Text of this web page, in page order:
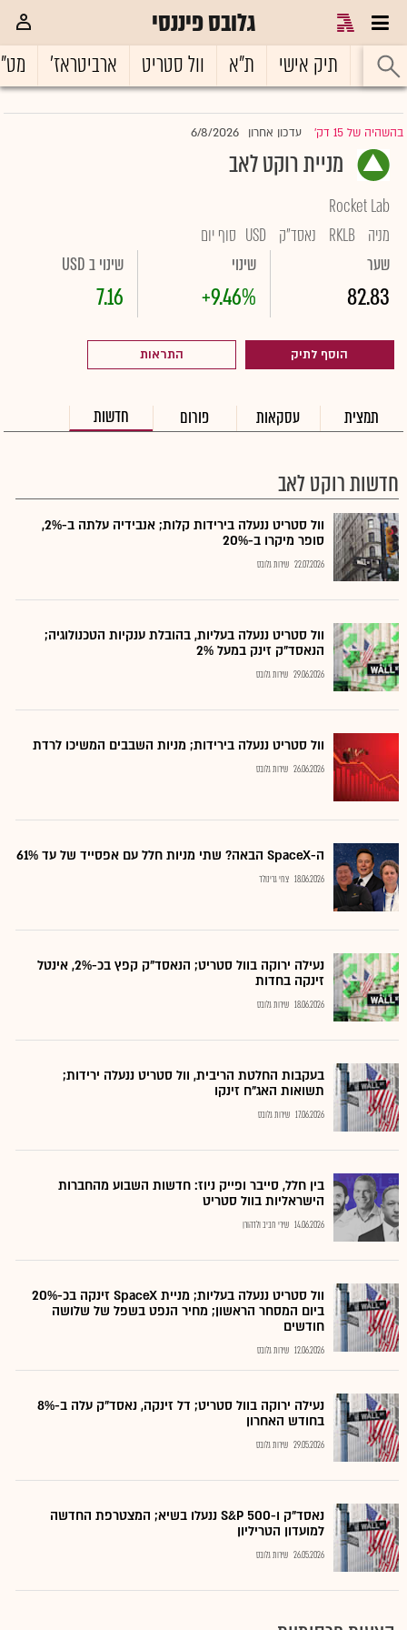
גלובס פיננסי
ראשי תיק אישי ת"א וול סטריט ארביטראז'
בהשהיה של 15 דק' |עדכון אחרון 6/8/2026
מניית רוקט לאב
Rocket Lab
מניה RKLB נאסד"ק USD סוף יום
שער
82.83
שינוי
+9.46%
שינוי ב USD
7.16
הוסף לתיק התראות
תמצית עסקאות פורום חדשות
חדשות רוקט לאב
וול סטריט ננעלה בירידות קלות; אנבידיה עלתה ב-2%,
סופר מיקרו ב-20%
22.07.2026 שירות גלובס
וול סטריט ננעלה בעליות, בהובלת ענקיות הטכנולוגיה;
הנאסד"ק זינק במעל 2%
29.06.2026 שירות גלובס
וול סטריט ננעלה בירידות; מניות השבבים המשיכו לרדת
26.06.2026 שירות גלובס
ה-SpaceX הבאה? שתי מניות חלל עם אפסייד של עד 61%
18.06.2026 צחי גרינולד
נעילה ירוקה בוול סטריט; הנאסד"ק קפץ בכ-2%, אינטל
זינקה בחדות
18.06.2026 שירות גלובס
בעקבות החלטת הריבית, וול סטריט ננעלה ירידות;
תשואות האג"ח זינקו
17.06.2026 שירות גלובס
בין חלל, סייבר ופייק ניוז: חדשות השבוע מהחברות
הישראליות בוול סטריט
14.06.2026 שירי חביב ולדהורן
וול סטריט ננעלה בעליות; מניית SpaceX זינקה בכ-20%
ביום המסחר הראשון; מחיר הנפט בשפל של שלושה
חודשים
12.06.2026 שירות גלובס
נעילה ירוקה בוול סטריט; דל זינקה, נאסד"ק עלה ב-8%
בחודש האחרון
29.05.2026 שירות גלובס
נאסד"ק ו-500 S&P ננעלו בשיא; המצטרפת החדשה
למועדון הטריליון
26.05.2026 שירות גלובס